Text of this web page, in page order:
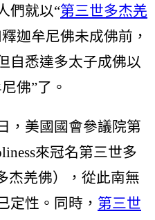
們就以“第三世多杰羌
迦牟尼佛未成佛前，
自悉達多太子成佛以
佛”了。
，美國國會參議院第
來冠名第三世多
杰羌佛），從此南無
定性。同時， 第三世